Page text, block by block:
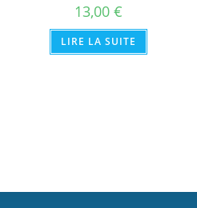
13,00 €
LIRE LA SUITE